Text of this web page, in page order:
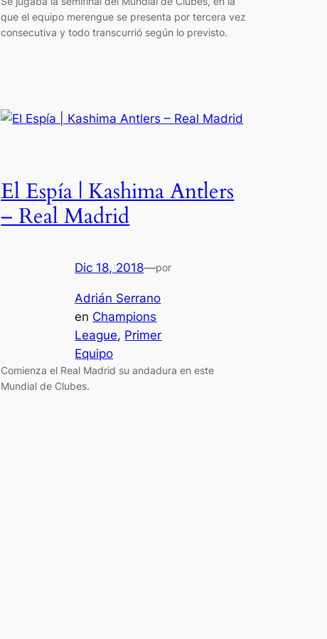
que el equipo merengue se presenta por tercera vez
consecutiva y todo transcurrió según lo previsto.
El Espía | Kashima Antlers
– Real Madrid
Dic 18, 2018—por
Adrián Serrano
en Champions
League, Primer
Equipo
Comienza el Real Madrid su andadura en este
Mundial de Clubes.